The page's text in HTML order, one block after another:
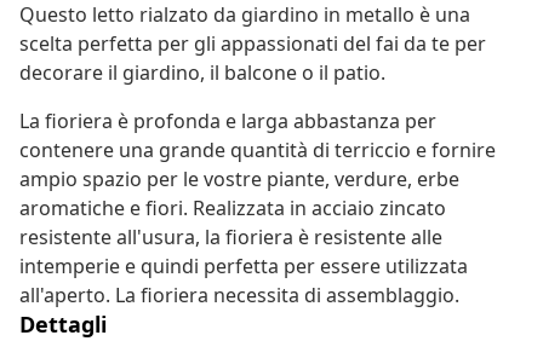
Questo letto rialzato da giardino in metallo è una
scelta perfetta per gli appassionati del fai da te per
decorare il giardino, il balcone o il patio.
La fioriera è profonda e larga abbastanza per
contenere una grande quantità di terriccio e fornire
ampio spazio per le vostre piante, verdure, erbe
aromatiche e fiori. Realizzata in acciaio zincato
resistente all'usura, la fioriera è resistente alle
intemperie e quindi perfetta per essere utilizzata
all'aperto. La fioriera necessita di assemblaggio.
Dettagli